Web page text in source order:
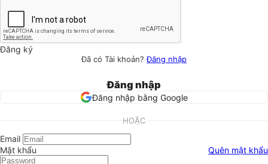
Đăng ký
Đã có Tài khoản?Đăng nhập
Đăng nhập
Đăng nhập bằng Google
HOẶC
Email
Mật khẩu
Quên mật khẩu